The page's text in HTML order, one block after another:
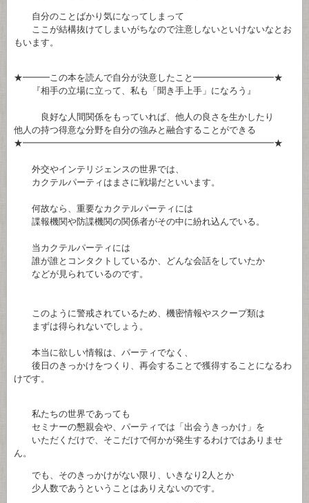
自分のことばかり気になってしまって
ここが結構抜けてしまいがちなので注意しないといけないなとお
もいます。
★━━━この本を読んで自分が決意したこと━━━━━━━━━★
『相手の立場に立って、私も「聞き手上手」になろう』
良好な人間関係をもっていれば、他人の良さを生かしたり
他人の持つ得意な分野を自分の強みと融合することができる
★━━━━━━━━━━━━━━━━━━━━━━━━━━━━★
外交やインテリジェンスの世界では、
カクテルパーティはまさに戦場だといいます。
何故なら、重要なカクテルパーティには
諜報機関や防諜機関の関係者がその中に紛れ込んでいる。
当カクテルパーティには
誰が誰とコンタクトしているか、どんな会話をしていたか
などが見られているのです。
このように警戒されているため、機密情報やスクープ類は
まずは得られないでしょう。
本当に欲しい情報は、パーティでなく、
後日のきっかけをつくり、再会することで獲得することになるわ
けです。
私たちの世界であっても
セミナーの懇親会や、パーティでは「出会うきっかけ」を
いただくだけで、そこだけで何かが発生するわけではありませ
ん。
でも、そのきっかけがない限り、いきなり2人とか
少人数であうということはありえないのです。